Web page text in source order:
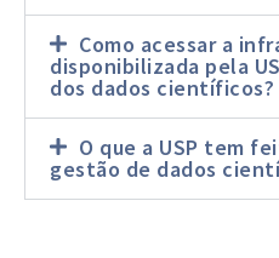
Como acessar a
disponibilizada pela
dos dados científicos?
O que a USP tem
gestão de dados